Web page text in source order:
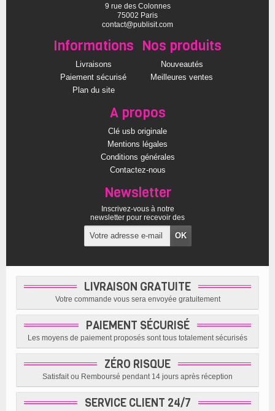
9 rue des Colonnes
75002 Paris
contact@publisit.com
Informations
Livraisons
Paiement sécurisé
Plan du site
Nos produits
Nouveautés
Meilleures ventes
A propos
Clé usb originale
Mentions légales
Conditions générales
Contactez-nous
Newsletter
Inscrivez-vous à notre
newsletter pour recevoir des
offres exclusives
LIVRAISON GRATUITE
Votre commande vous sera envoyée gratuitement
PAIEMENT SÉCURISÉ
Les moyens de paiement proposés sont tous totalement sécurisés
ZÉRO RISQUE
Satisfait ou Remboursé pendant 14 jours après réception
SERVICE CLIENT 24/7